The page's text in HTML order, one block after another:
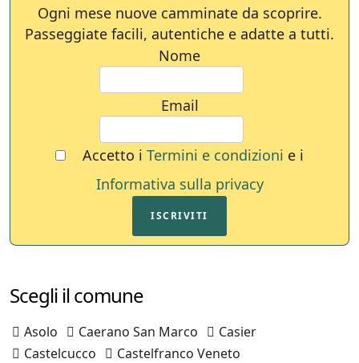
Ogni mese nuove camminate da scoprire.
Passeggiate facili, autentiche e adatte a tutti.
Nome
Email
Accetto i Termini e condizioni e i
Informativa sulla privacy
ISCRIVITI
Scegli il comune
Asolo Caerano San Marco
Casier
Castelcucco
Castelfranco Veneto